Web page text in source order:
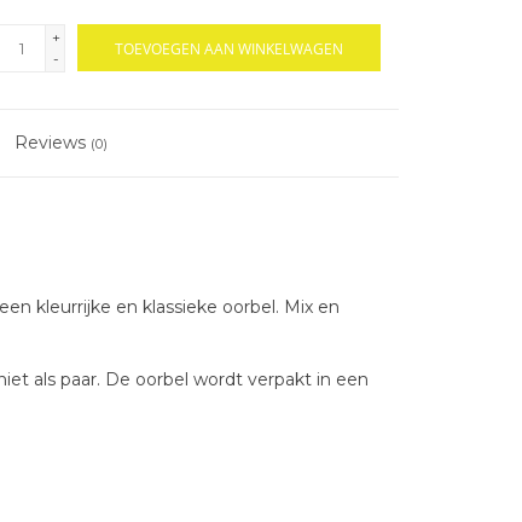
+
-
TOEVOEGEN AAN WINKELWAGEN
Reviews (0)
kleurrijke en klassieke oorbel. Mix en
als paar. De oorbel wordt verpakt in een